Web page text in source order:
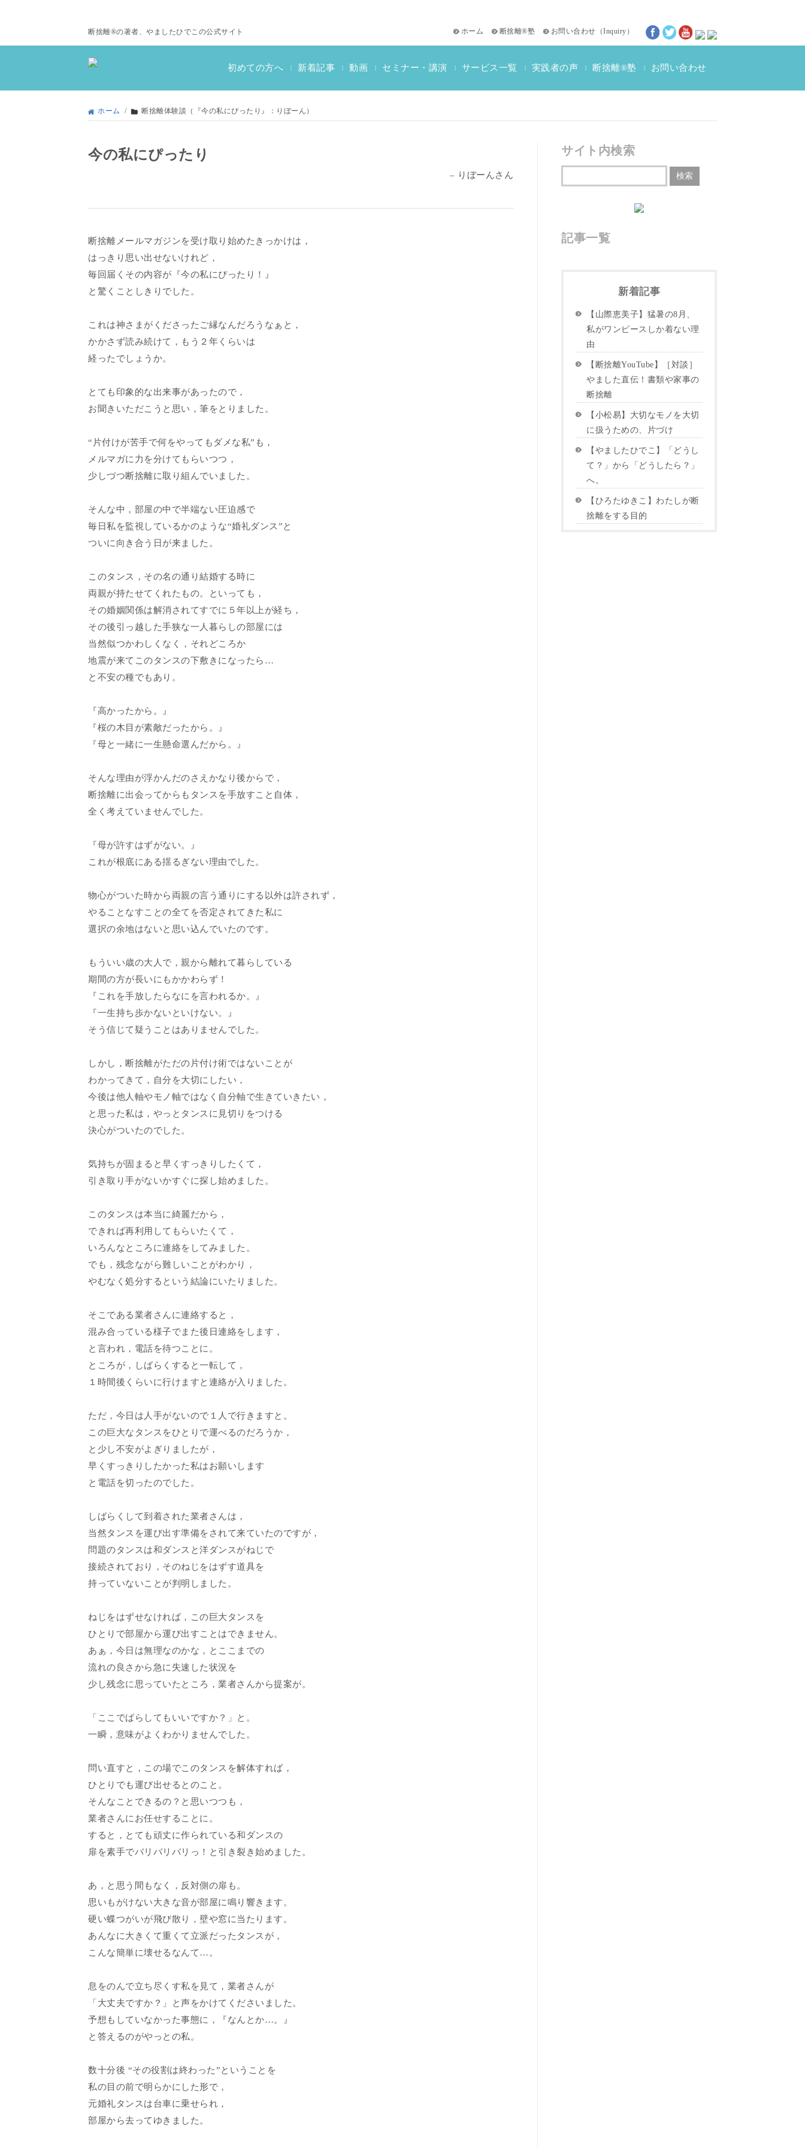
断捨離®の著者、やましたひでこの公式サイト ホーム 断捨離®塾 お問い合わせ （Inquiry ）
初めての方へ | 新着記事 | 動画 | セミナー・講演 | サービス一覧
おススメ書籍
教材一覧
断捨離検定情報
| 実践者の声
断捨離®体験談
動画インタビュー
| 断捨離®塾 | お問い合わせ
ホーム / 断捨離体験談（『今の私にぴったり』：りぼーん）
今の私にぴったり
– りぼーんさん
断捨離メールマガジンを受け取り始めたきっかけは，
はっきり思い出せないけれど，
毎回届くその内容が『今の私にぴったり！』
と驚くことしきりでした。
これは神さまがくださったご縁なんだろうなぁと，
かかさず読み続けて，もう２年くらいは
経ったでしょうか。
とても印象的な出来事があったので，
お聞きいただこうと思い，筆をとりました。
“片付けが苦手で何をやってもダメな私”も，
メルマガに力を分けてもらいつつ，
少しづつ断捨離に取り組んでいました。
そんな中，部屋の中で半端ない圧迫感で
毎日私を監視しているかのような“婚礼ダンス”と
ついに向き合う日が来ました。
このタンス，その名の通り結婚する時に
両親が持たせてくれたもの。といっても，
その婚姻関係は解消されてすでに５年以上が経ち，
その後引っ越した手狭な一人暮らしの部屋には
当然似つかわしくなく，それどころか
地震が来てこのタンスの下敷きになったら…
と不安の種でもあり。
『高かったから。』
『桜の木目が素敵だったから。』
『母と一緒に一生懸命選んだから。』
そんな理由が浮かんだのさえかなり後からで，
断捨離に出会ってからもタンスを手放すこと自体，
全く考えていませんでした。
『母が許すはずがない。』
これが根底にある揺るぎない理由でした。
物心がついた時から両親の言う通りにする以外は許されず，
やることなすことの全てを否定されてきた私に
選択の余地はないと思い込んでいたのです。
もういい歳の大人で，親から離れて暮らしている
期間の方が長いにもかかわらず！
『これを手放したらなにを言われるか。』
『一生持ち歩かないといけない。』
そう信じて疑うことはありませんでした。
しかし，断捨離がただの片付け術ではないことが
わかってきて，自分を大切にしたい，
今後は他人軸やモノ軸ではなく自分軸で生きていきたい，
と思った私は，やっとタンスに見切りをつける
決心がついたのでした。
気持ちが固まると早くすっきりしたくて，
引き取り手がないかすぐに探し始めました。
このタンスは本当に綺麗だから，
できれば再利用してもらいたくて，
いろんなところに連絡をしてみました。
でも，残念ながら難しいことがわかり，
やむなく処分するという結論にいたりました。
そこである業者さんに連絡すると，
混み合っている様子でまた後日連絡をします，
と言われ，電話を待つことに。
ところが，しばらくすると一転して，
１時間後くらいに行けますと連絡が入りました。
ただ，今日は人手がないので１人で行きますと。
この巨大なタンスをひとりで運べるのだろうか，
と少し不安がよぎりましたが，
早くすっきりしたかった私はお願いします
と電話を切ったのでした。
しばらくして到着された業者さんは，
当然タンスを運び出す準備をされて来ていたのですが，
問題のタンスは和ダンスと洋ダンスがねじで
接続されており，そのねじをはずす道具を
持っていないことが判明しました。
ねじをはずせなければ，この巨大タンスを
ひとりで部屋から運び出すことはできません。
あぁ，今日は無理なのかな，とここまでの
流れの良さから急に失速した状況を
少し残念に思っていたところ，業者さんから提案が。
「ここでばらしてもいいですか？」と。
一瞬，意味がよくわかりませんでした。
問い直すと，この場でこのタンスを解体すれば，
ひとりでも運び出せるとのこと。
そんなことできるの？と思いつつも，
業者さんにお任せすることに。
すると，とても頑丈に作られている和ダンスの
扉を素手でバリバリバリっ！と引き裂き始めました。
あ，と思う間もなく，反対側の扉も。
思いもがけない大きな音が部屋に鳴り響きます。
硬い蝶つがいが飛び散り，壁や窓に当たります。
あんなに大きくて重くて立派だったタンスが，
こんな簡単に壊せるなんて…。
息をのんで立ち尽くす私を見て，業者さんが
「大丈夫ですか？」と声をかけてくださいました。
予想もしていなかった事態に，『なんとか…。』
と答えるのがやっとの私。
数十分後 “その役割は終わった”ということを
私の目の前で明らかにした形で，
元婚礼タンスは台車に乗せられ，
部屋から去ってゆきました。
サイト内検索
記事一覧
新着記事
【山際恵美子】猛暑の8月、
私がワンピースしか着ない理
由
【断捨離YouTube】［対談］
やました直伝！書類や家事の
断捨離
【小松易】大切なモノを大切
に扱うための、片づけ
【やましたひでこ】「どうし
て？」から「どうしたら？」
へ。
【ひろたゆきこ】わたしが断
捨離をする目的